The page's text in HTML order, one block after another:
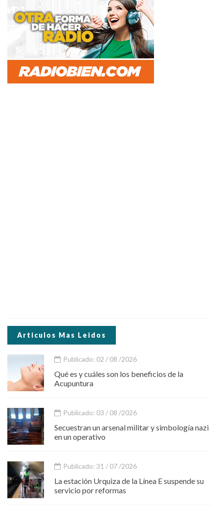
Articulos Mas Leidos
Publicado: 02 / 08 /2026
Qué es y cuáles son los beneficios de la
Acupuntura
Publicado: 03 / 08 /2026
Secuestran un arsenal militar y simbología nazi
en un operativo
Publicado: 31 / 07 /2026
La estación Urquiza de la Línea E suspende su
servicio por reformas